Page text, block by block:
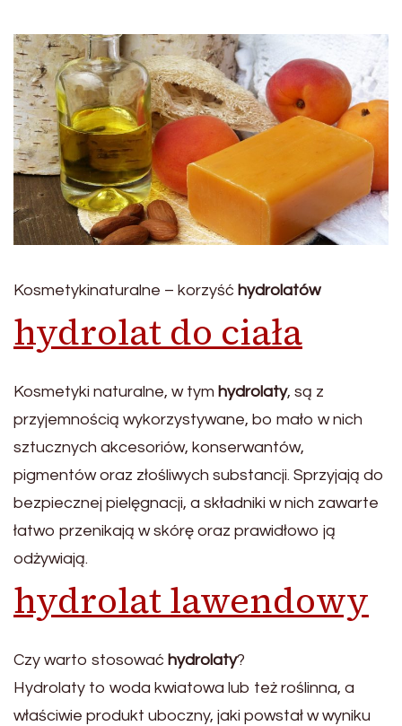
Kosmetykinaturalne – korzyść hydrolatów
hydrolat do ciała
Kosmetyki naturalne, w tym hydrolaty, są z
przyjemnością wykorzystywane, bo mało w nich
sztucznych akcesoriów, konserwantów,
pigmentów oraz złośliwych substancji. Sprzyjają do
bezpiecznej pielęgnacji, a składniki w nich zawarte
łatwo przenikają w skórę oraz prawidłowo ją
odżywiają.
hydrolat lawendowy
Czy warto stosować hydrolaty?
Hydrolaty to woda kwiatowa lub też roślinna, a
właściwie produkt uboczny, jaki powstał w wyniku